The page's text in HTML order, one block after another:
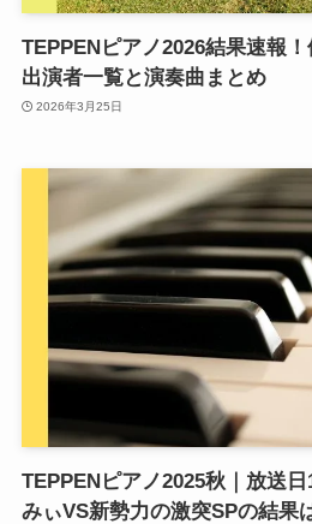
TEPPENピアノ2026結果速報！
出演者一覧と演奏曲まとめ
2026年3月25日
TEPPENピアノ2025秋｜放送
みぃVS新勢力の激突SPの結果